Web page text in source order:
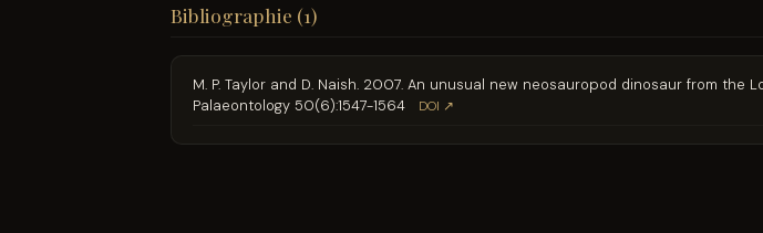
Bibliographie (1)
M. P. Taylor and D. Naish. 2007. An unusual new neosauropod dinosaur from the
Palaeontology 50(6):1547-1564
DOI ↗